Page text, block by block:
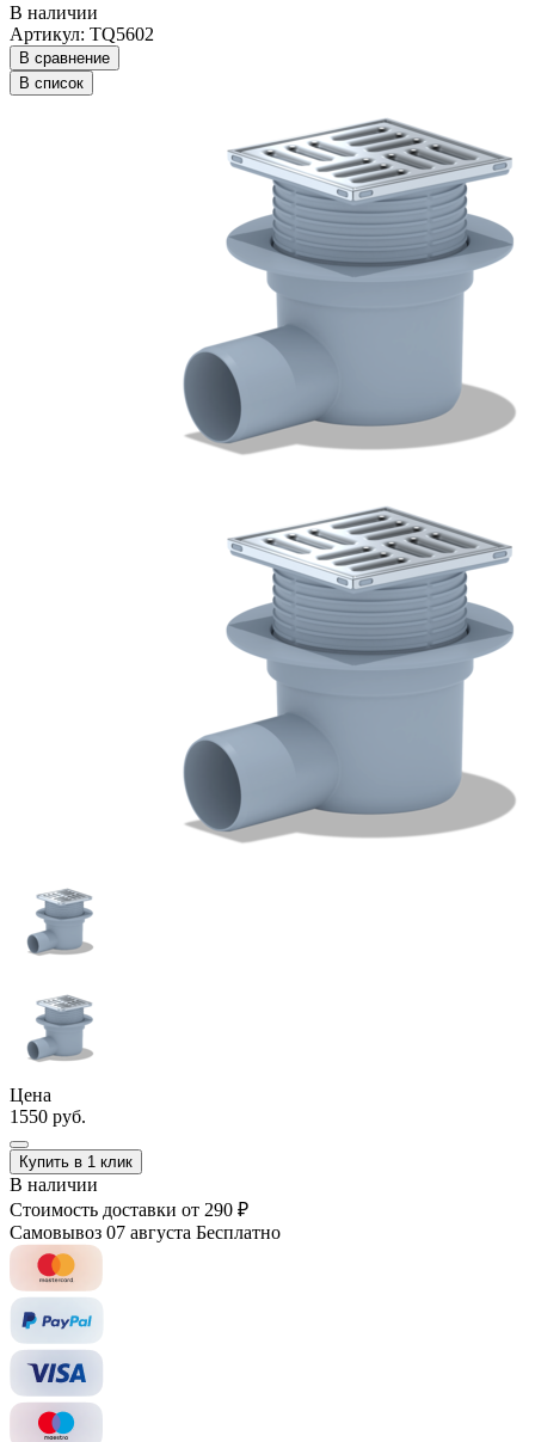
В наличии
Артикул: ТQ5602
В сравнение
В список
Цена
1550 руб.
Купить в 1 клик
В наличии
Стоимость доставки от 290 ₽
Самовывоз 07 августа Бесплатно